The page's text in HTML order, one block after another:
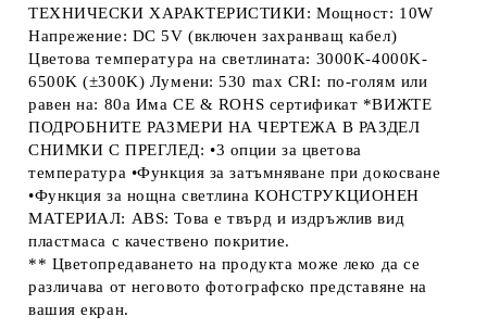
ТЕХНИЧЕСКИ ХАРАКТЕРИСТИКИ: Мощност: 10W
Напрежение: DC 5V (включен захранващ кабел)
Цветова температура на светлината: 3000K-4000K-
6500K (±300K) Лумени: 530 max CRI: по-голям или
равен на: 80a Има CE & ROHS сертификат *ВИЖТЕ
ПОДРОБНИТЕ РАЗМЕРИ НА ЧЕРТЕЖА В РАЗДЕЛ
СНИМКИ С ПРЕГЛЕД: •3 опции за цветова
температура •Функция за затъмняване при докосване
•Функция за нощна светлина КОНСТРУКЦИОНЕН
МАТЕРИАЛ: ABS: Това е твърд и издръжлив вид
пластмаса с качествено покритие.
** Цветопредаването на продукта може леко да се
различава от неговото фотографско представяне на
вашия екран.